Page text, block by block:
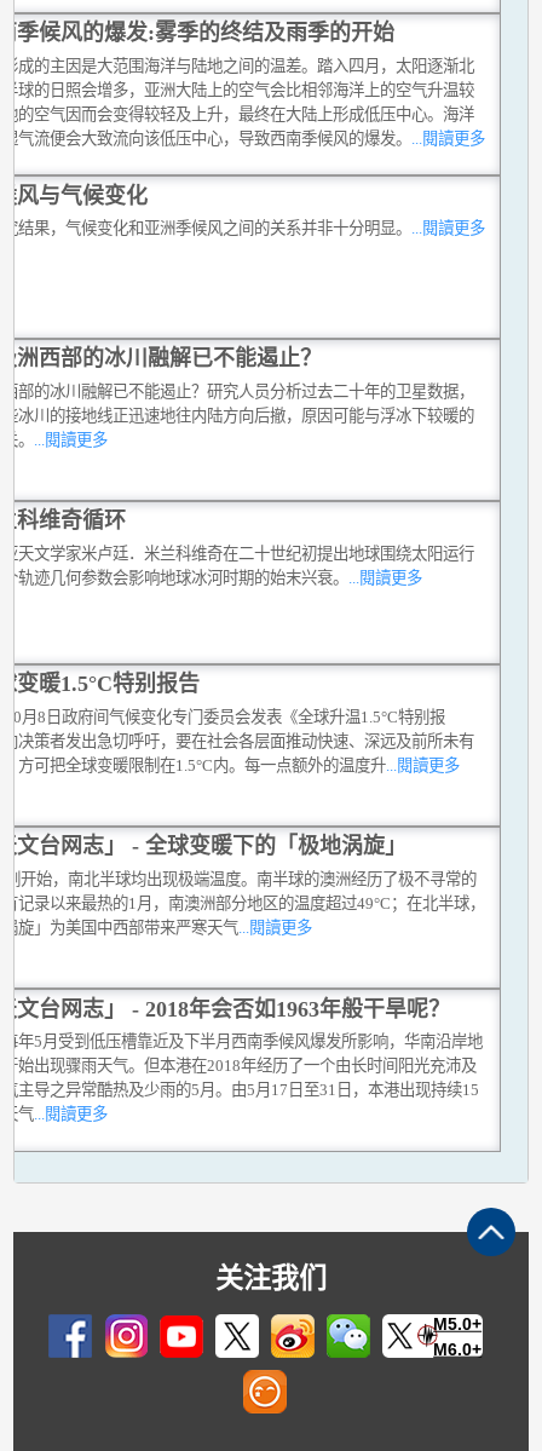
季候风的爆发:雾季的终结及雨季的开始
成的主因是大范围海洋与陆地之间的温差。踏入四月，太阳逐渐北
球的日照会增多，亚洲大陆上的空气会比相邻海洋上的空气升温较
的空气因而会变得较轻及上升，最终在大陆上形成低压中心。海洋
气流便会大致流向该低压中心，导致西南季候风的爆发。 ...閱讀更多
风与气候变化
结果，气候变化和亚洲季候风之间的关系并非十分明显。 ...閱讀更多
洲西部的冰川融解已不能遏止？
部的冰川融解已不能遏止？研究人员分析过去二十年的卫星数据，
冰川的接地线正迅速地往内陆方向后撤，原因可能与浮冰下较暖的
。
...閱讀更多
科维奇循环
天文学家米卢廷．米兰科维奇在二十世纪初提出地球围绕太阳运行
轨迹几何参数会影响地球冰河时期的始末兴衰。 ...閱讀更多
变暖1.5°C特别报告
10月8日政府间气候变化专门委员会发表《全球升温1.5°C特别报
决策者发出急切呼吁，要在社会各层面推动快速、深远及前所未有
方可把全球变暖限制在1.5°C内。每一点额外的温度升 ...閱讀更多
文台网志」 - 全球变暖下的「极地涡旋」
刚开始，南北半球均出现极端温度。南半球的澳洲经历了极不寻常的
记录以来最热的1月，南澳洲部分地区的温度超过49°C；在北半球，
旋」为美国中西部带来严寒天气 ...閱讀更多
文台网志」 - 2018年会否如1963年般干旱呢？
年5月受到低压槽靠近及下半月西南季候风爆发所影响，华南沿岸地
始出现骤雨天气。但本港在2018年经历了一个由长时间阳光充沛及
主导之异常酷热及少雨的5月。由5月17日至31日，本港出现持续15
气...閱讀更多
关注我们
M5.0+
M6.0+